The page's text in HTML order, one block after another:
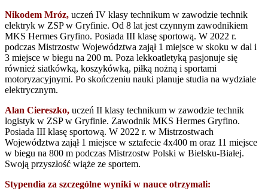
Nikodem Mróz, uczeń IV klasy technikum w zawodzie technik
elektryk w ZSP w Gryfinie. Od 8 lat jest czynnym zawodnikiem
MKS Hermes Gryfino. Posiada III klasę sportową. W 2022 r.
podczas Mistrzostw Województwa zajął 1 miejsce w skoku w dal i
3 miejsce w biegu na 200 m. Poza lekkoatletyką pasjonuje się
również siatkówką, koszykówką, piłką nożną i sportami
motoryzacyjnymi. Po skończeniu nauki planuje studia na wydziale
elektrycznym.
Alan Ciereszko, uczeń II klasy technikum w zawodzie technik
logistyk w ZSP w Gryfinie. Zawodnik MKS Hermes Gryfino.
Posiada III klasę sportową. W 2022 r. w Mistrzostwach
Województwa zajął 1 miejsce w sztafecie 4x400 m oraz 11 miejsce
w biegu na 800 m podczas Mistrzostw Polski w Bielsku-Białej.
Swoją przyszłość wiąże ze sportem.
Stypendia za szczególne wyniki w nauce otrzymali: